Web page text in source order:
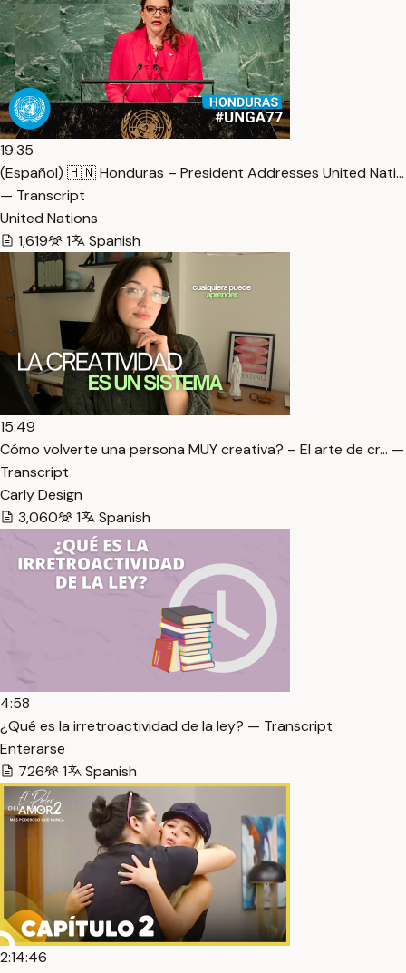
19:35
(Español) 🇭🇳 Honduras – President Addresses United Nati…
— Transcript
United Nations
1,619
1 Spanish
15:49
Cómo volverte una persona MUY creativa? – El arte de cr… —
Transcript
Carly Design
3,060
1 Spanish
4:58
¿Qué es la irretroactividad de la ley? — Transcript
Enterarse
726
1 Spanish
2:14:46